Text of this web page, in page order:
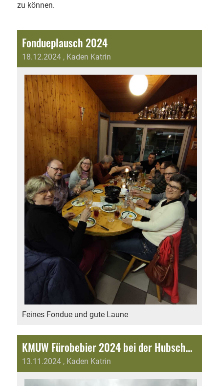
zu können.
Fondueplausch 2024
18.12.2024 , Kaden Katrin
Feines Fondue und gute Laune
KMUW Fürobebier 2024 bei der Hubschmid GmbH
13.11.2024 , Kaden Katrin